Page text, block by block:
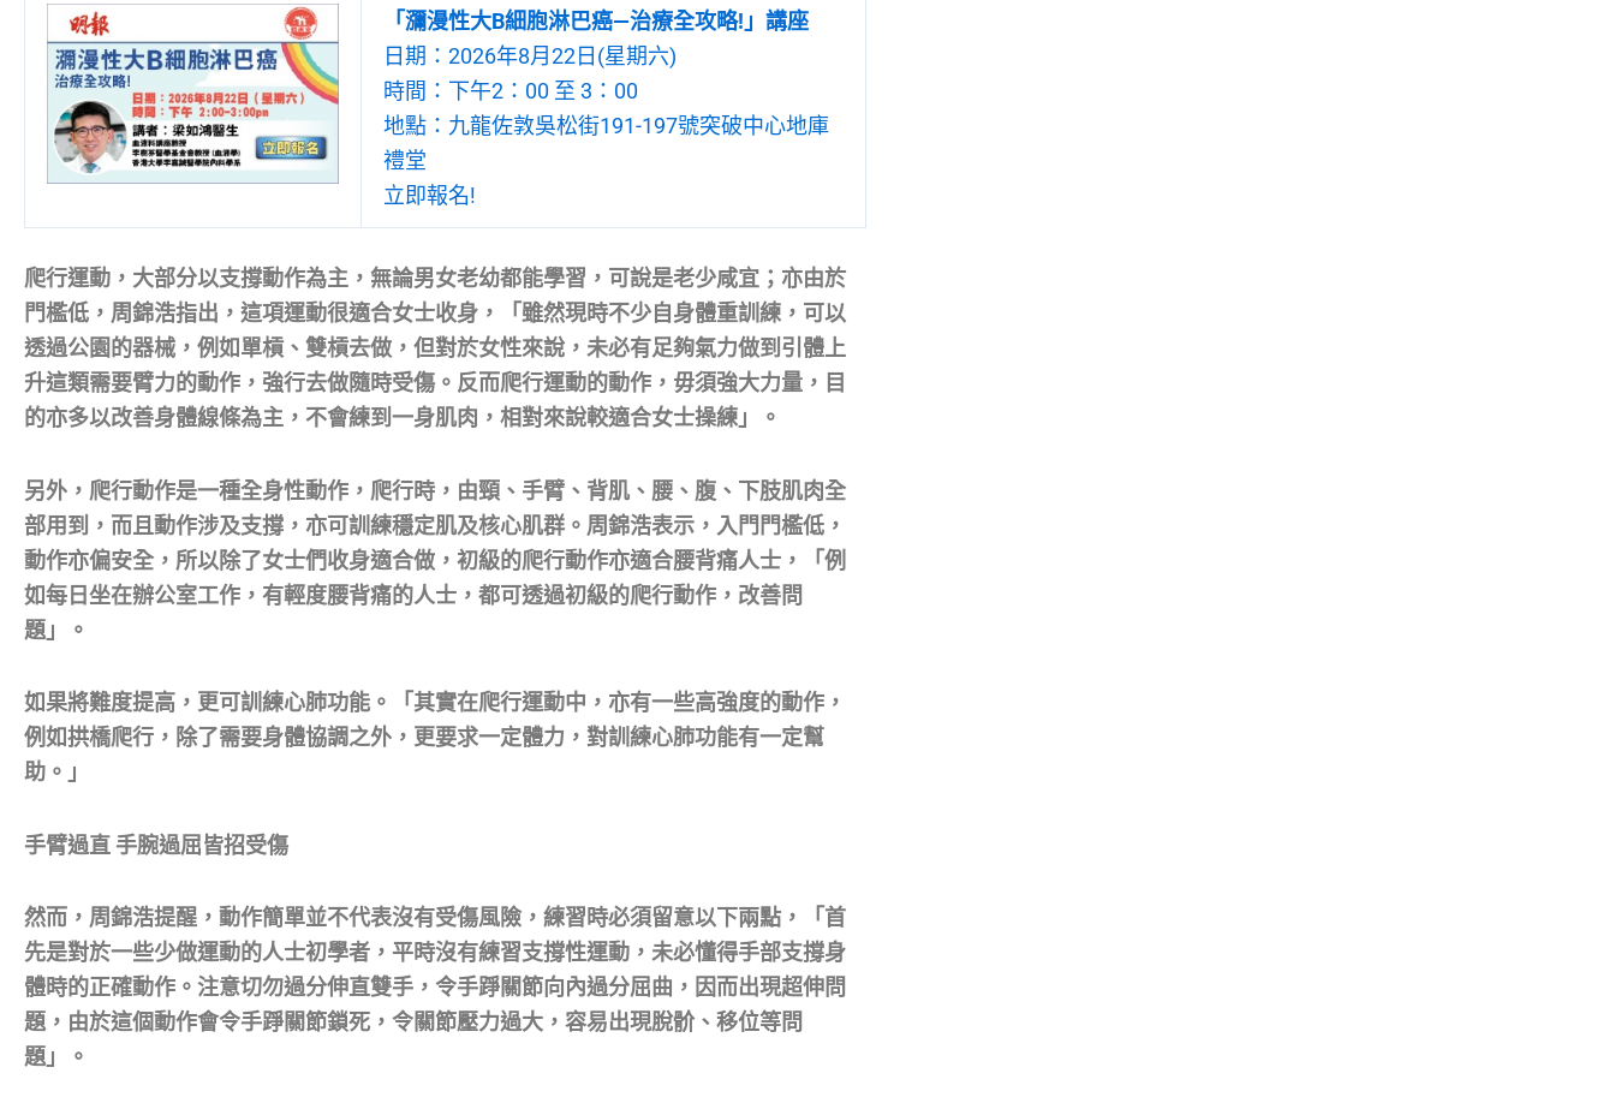
「瀰漫性大B細胞淋巴癌—治療全攻略!」講座
日期：2026年8月22日(星期六)
時間：下午2：00 至 3：00
地點：九龍佐敦吳松街191-197號突破中心地庫
禮堂
立即報名!
爬行運動，大部分以支撐動作為主，無論男女老幼都能學習，可說是老少咸宜；亦由於
門檻低，周錦浩指出，這項運動很適合女士收身，「雖然現時不少自身體重訓練，可以
透過公園的器械，例如單槓、雙槓去做，但對於女性來說，未必有足夠氣力做到引體上
升這類需要臂力的動作，強行去做隨時受傷。反而爬行運動的動作，毋須強大力量，目
的亦多以改善身體線條為主，不會練到一身肌肉，相對來說較適合女士操練」。
另外，爬行動作是一種全身性動作，爬行時，由頸、手臂、背肌、腰、腹、下肢肌肉全
部用到，而且動作涉及支撐，亦可訓練穩定肌及核心肌群。周錦浩表示，入門門檻低，
動作亦偏安全，所以除了女士們收身適合做，初級的爬行動作亦適合腰背痛人士，「例
如每日坐在辦公室工作，有輕度腰背痛的人士，都可透過初級的爬行動作，改善問
題」。
如果將難度提高，更可訓練心肺功能。「其實在爬行運動中，亦有一些高強度的動作，
例如拱橋爬行，除了需要身體協調之外，更要求一定體力，對訓練心肺功能有一定幫
助。」
手臂過直 手腕過屈皆招受傷
然而，周錦浩提醒，動作簡單並不代表沒有受傷風險，練習時必須留意以下兩點，「首
先是對於一些少做運動的人士初學者，平時沒有練習支撐性運動，未必懂得手部支撐身
體時的正確動作。注意切勿過分伸直雙手，令手踭關節向內過分屈曲，因而出現超伸問
題，由於這個動作會令手踭關節鎖死，令關節壓力過大，容易出現脫骱、移位等問
題」。